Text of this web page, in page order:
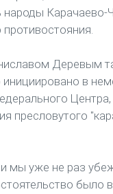
народы Карачаево-
Деревым
в
пресловутого
мы уже не раз
было